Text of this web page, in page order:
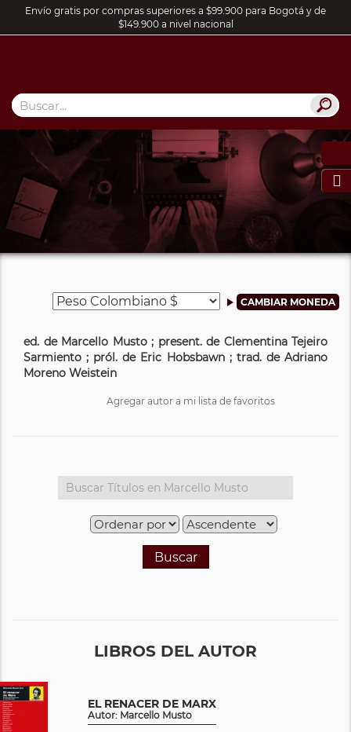
Envío gratis por compras superiores a $99.900 para Bogotá y de
$149.900 a nivel nacional

ed. de Marcello Musto ; present. de Clementina Tejeiro
Sarmiento ; pról. de Eric Hobsbawn ; trad. de Adriano
Moreno Weistein
Agregar autor a mi lista de favoritos
Buscar
LIBROS DEL AUTOR
EL RENACER DE MARX
Autor: Marcello Musto